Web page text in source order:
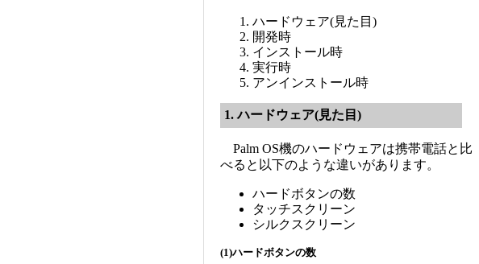
ハードウェア(見た目)
開発時
インストール時
実行時
アンインストール時
1. ハードウェア(見た目)
Palm OS機のハードウェアは携帯電話と比
べると以下のような違いがあります。
ハードボタンの数
タッチスクリーン
シルクスクリーン
(1)ハードボタンの数